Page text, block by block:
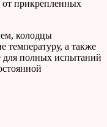
прикрепленных
колодцы
температуру, а также
для полных испытаний